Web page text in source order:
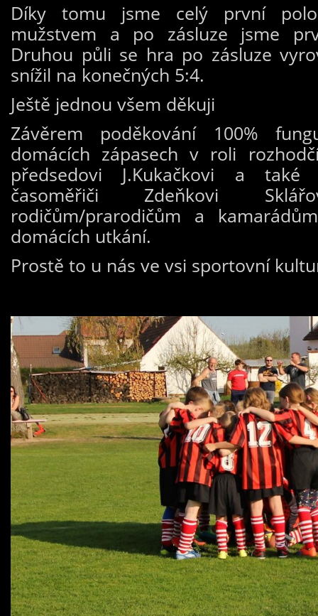
Díky tomu jsme celý první
mužstvem a po zásluze jsme
Druhou půli se hra po zásluze
snížil na konečných 5:4.
Ještě jednou všem děkuji
Závěrem poděkování 100%
domácích zápasech v roli
předsedovi J.Kukačkovi a také
časoměřiči Zdeňkovi
rodičům/prarodičům a
domácích utkání.
Prostě to u nás ve vsi sportovní